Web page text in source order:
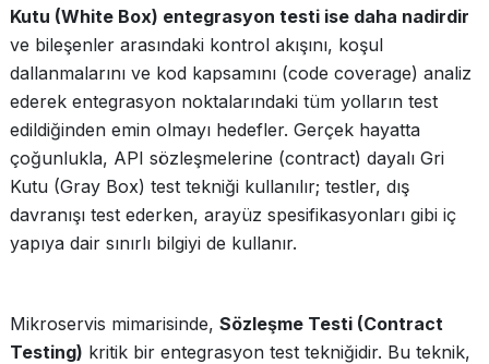
Kutu (White Box) entegrasyon testi ise daha nadirdir
ve bileşenler arasındaki kontrol akışını, koşul
dallanmalarını ve kod kapsamını (code coverage) analiz
ederek entegrasyon noktalarındaki tüm yolların test
edildiğinden emin olmayı hedefler. Gerçek hayatta
çoğunlukla, API sözleşmelerine (contract) dayalı Gri
Kutu (Gray Box) test tekniği kullanılır; testler, dış
davranışı test ederken, arayüz spesifikasyonları gibi iç
yapıya dair sınırlı bilgiyi de kullanır.
Mikroservis mimarisinde, Sözleşme Testi (Contract
Testing) kritik bir entegrasyon test tekniğidir. Bu teknik,